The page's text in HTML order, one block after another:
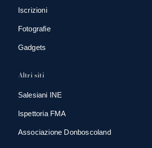
Iscrizioni
Fotografie
Gadgets
Altri siti
Salesiani INE
Ispettoria FMA
Associazione Donboscoland